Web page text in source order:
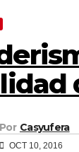
Por Casyufera
OCT 10, 2016